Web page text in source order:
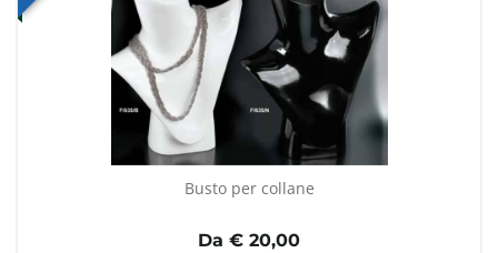
Busto per collane
Da € 20,00